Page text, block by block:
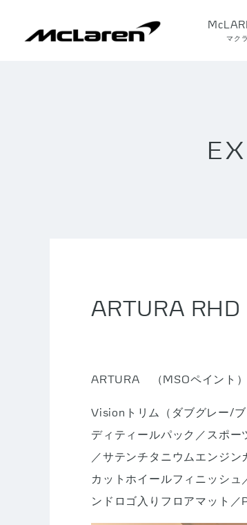
マク
ARTURA
ARTURA （MSOペイント）
Visionトリム（ダブグレー/
ディティールパック／スポ
／サテンチタニウムエンジ
カットホイールフィニッシ
ンドロゴ入りフロアマット